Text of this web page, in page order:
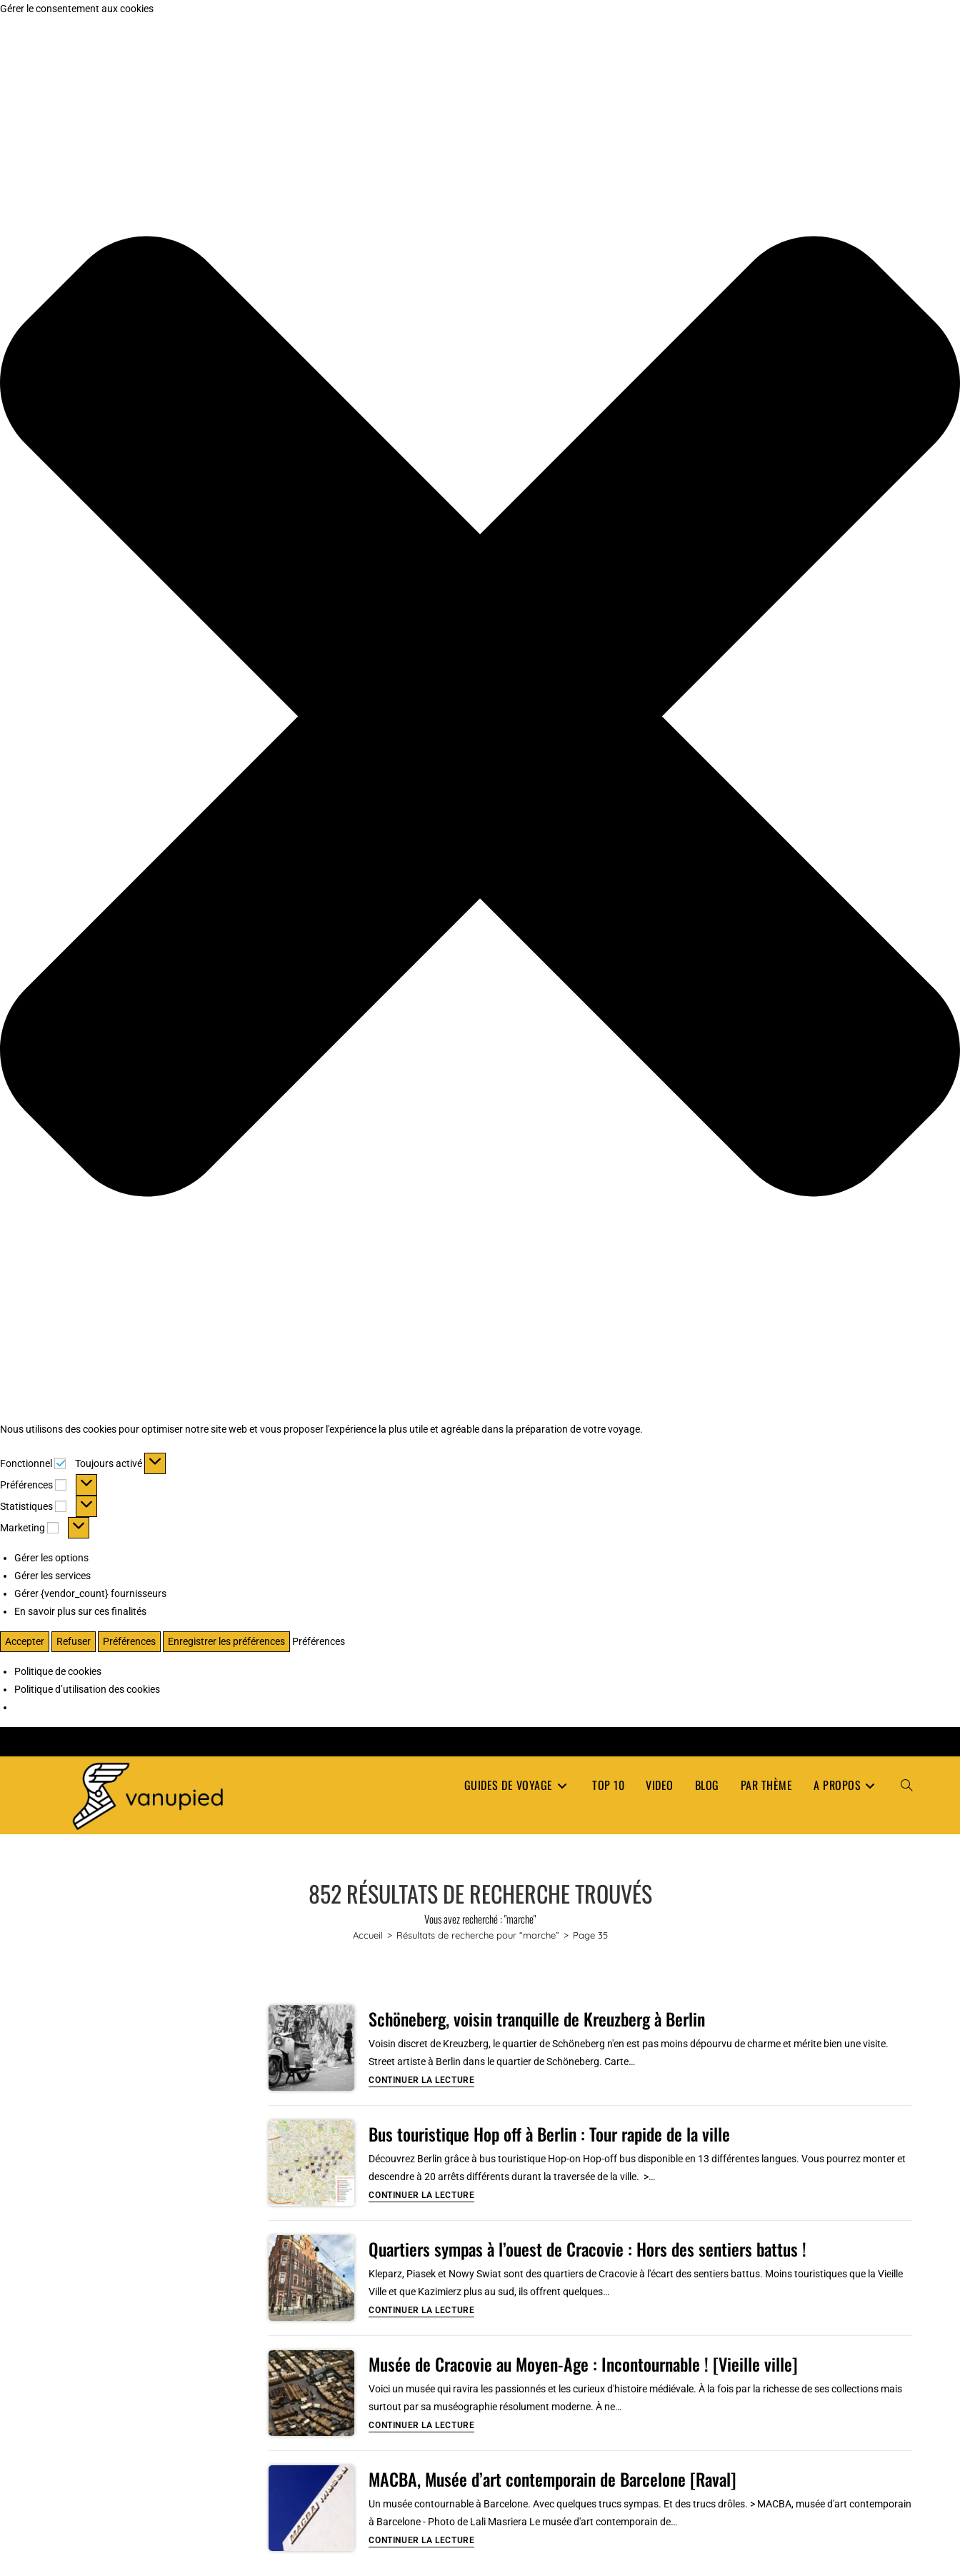
Gérer le consentement aux cookies
Nous utilisons des cookies pour optimiser notre site web et vous proposer l'expérience la plus utile et agréable dans la préparation de votre voyage.
Fonctionnel Fonctionnel
Toujours activé
Préférences
Préférences
Statistiques Statistiques
Marketing Marketing
Gérer les options
Gérer les services
Gérer {vendor_count} fournisseurs
En savoir plus sur ces finalités
Accepter Refuser Préférences Enregistrer les préférences Préférences
Politique de cookies
Politique d’utilisation des cookies
GUIDES DE VOYAGE TOP 10 VIDEO BLOG PAR THÈME A PROPOS TOGGLE
852RÉSULTATS DE RECHERCHE TROUVÉS
Vous avez recherché : "marche"
Accueil > Résultats de recherche pour“marche” > Page 35
Schöneberg, voisin tranquille de Kreuzberg à Berlin
Voisin discret de Kreuzberg, le quartier de Schöneberg n'en est pas moins dépourvu de charme et mérite bien une visite.
Street artiste à Berlin dans le quartier de Schöneberg. Carte…
CONTINUER LA LECTURESchöneberg,
de
Bus touristique Hop off à Berlin : Tour rapide de la ville
Découvrez Berlin grâce à bus touristique Hop-on Hop-off bus disponible en 13 différentes langues. Vous pourrez monter et
descendre à 20 arrêts différents durant la traversée de la ville. >…
CONTINUER LA LECTUREBus
off
Tour
la
ville
Quartiers sympas à l’ouest de Cracovie : Hors des sentiers battus !
Kleparz, Piasek et Nowy Swiat sont des quartiers de Cracovie à l'écart des sentiers battus. Moins touristiques que la Vieille
Ville et que Kazimierz plus au sud, ils offrent quelques…
CONTINUER LA LECTUREQuartiers
l’ouest
Cracovie
Hors
battus
!
Musée de Cracovie au Moyen-Age : Incontournable ! [Vieille ville]
Voici un musée qui ravira les passionnés et les curieux d'histoire médiévale. À la fois par la richesse de ses collections mais
surtout par sa muséographie résolument moderne. À ne…
CONTINUER LA LECTUREMusée
au
Incontournable
MACBA, Musée d’art contemporain de Barcelone [Raval]
Un musée contournable à Barcelone. Avec quelques trucs sympas. Et des trucs drôles. > MACBA, musée d'art contemporain
à Barcelone - Photo de Lali Masriera Le musée d'art contemporain de…
CONTINUER LA LECTUREMACBA,